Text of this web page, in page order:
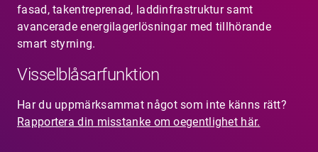
fasad, takentreprenad, laddinfrastruktur samt
avancerade energilagerlösningar med tillhörande
smart styrning.
Visselblåsarfunktion
Har du uppmärksammat något som inte känns rätt?
Rapportera din misstanke om oegentlighet här.